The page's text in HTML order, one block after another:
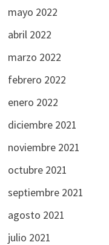
mayo 2022
abril 2022
marzo 2022
febrero 2022
enero 2022
diciembre 2021
noviembre 2021
octubre 2021
septiembre 2021
agosto 2021
julio 2021